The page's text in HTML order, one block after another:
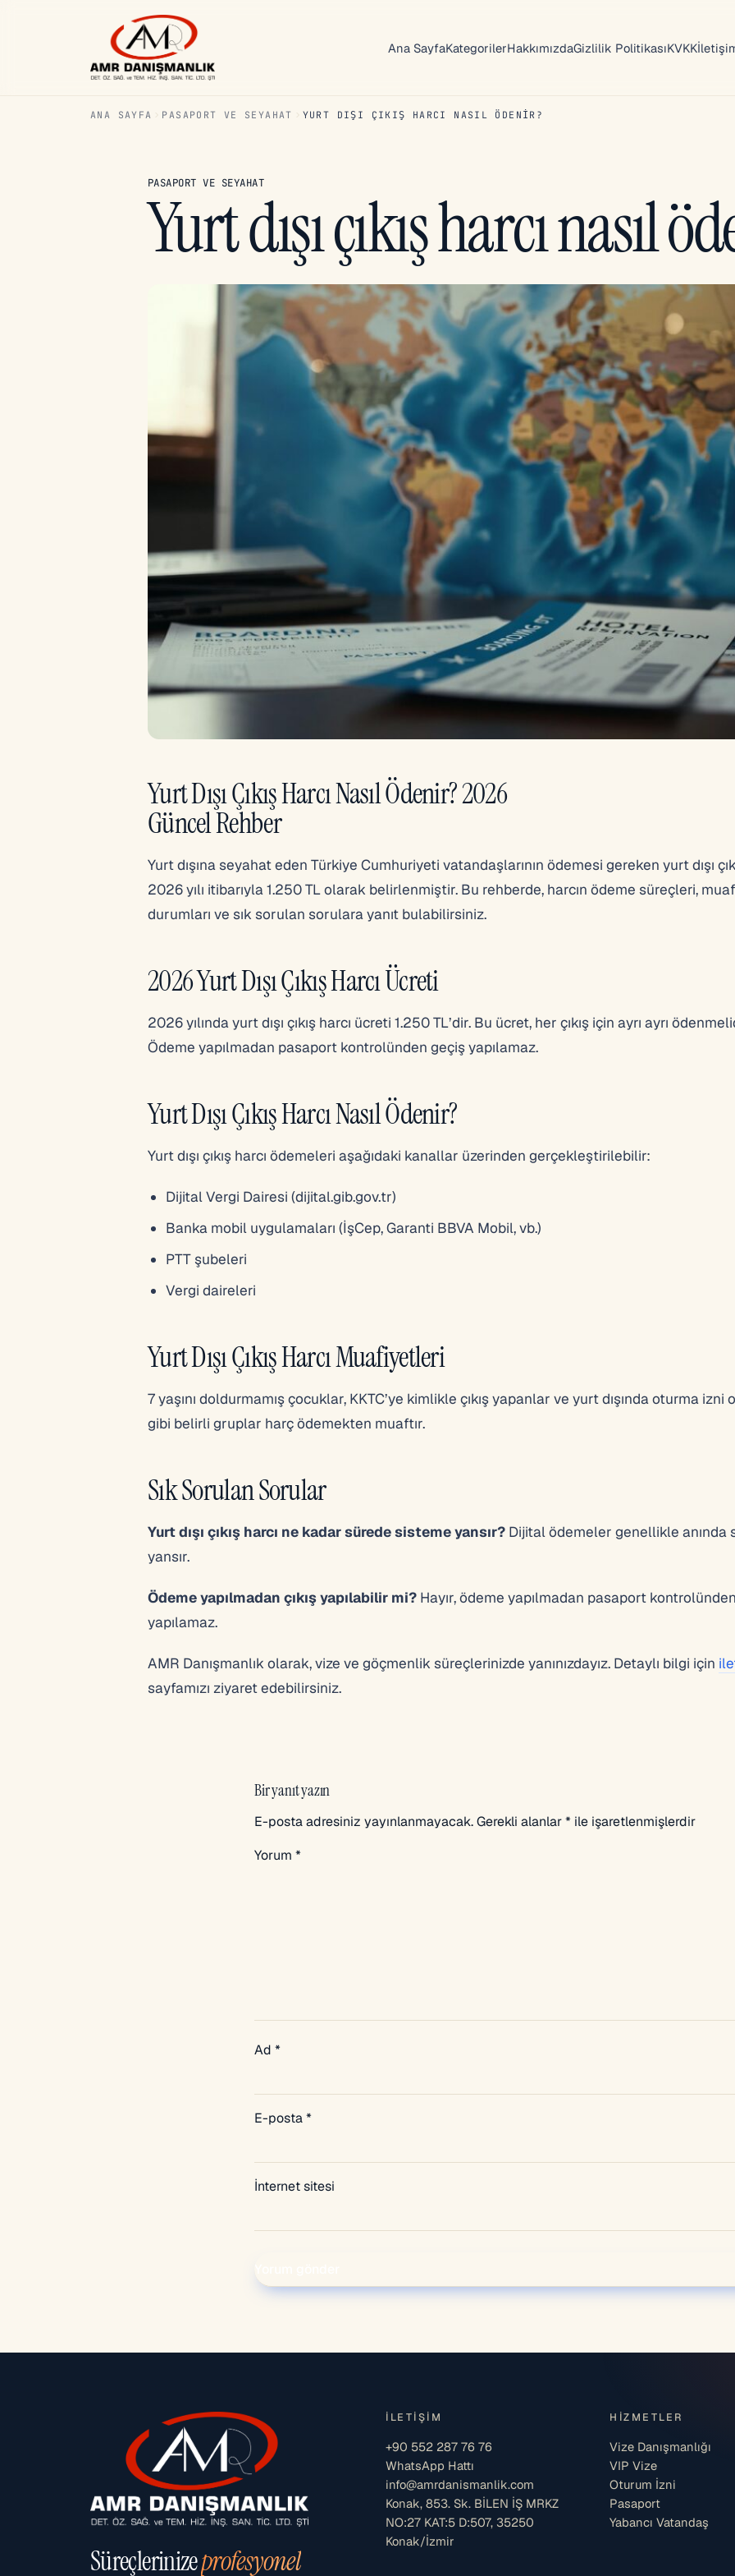
Ana SayfaKategorilerHakkımızdaGizlilik PolitikasıKVKK
ANA SAYFA PASAPORT VE SEYAHAT YURT DIŞI ÇIKIŞ HARCI NASIL ÖDENIR?
PASAPORT VE SEYAHAT
Yurt dışı çıkış harcı nasıl
Yurt Dışı Çıkış Harcı Nasıl Ödenir? 2026
Güncel Rehber
Yurt dışına seyahat eden Türkiye Cumhuriyeti vatandaşlarının ödemesi gereken yurt dışı
2026 yılı itibarıyla 1.250 TL olarak belirlenmiştir. Bu rehberde, harcın ödeme süreçleri,
durumları ve sık sorulan sorulara yanıt bulabilirsiniz.
2026 Yurt Dışı Çıkış Harcı Ücreti
2026 yılında yurt dışı çıkış harcı ücreti 1.250 TL’dir. Bu ücret, her çıkış için ayrı ayrı
Ödeme yapılmadan pasaport kontrolünden geçiş yapılamaz.
Yurt Dışı Çıkış Harcı Nasıl Ödenir?
Yurt dışı çıkış harcı ödemeleri aşağıdaki kanallar üzerinden gerçekleştirilebilir:
Dijital Vergi Dairesi (dijital.gib.gov.tr)
Banka mobil uygulamaları (İşCep, Garanti BBVA Mobil, vb.)
PTT şubeleri
Vergi daireleri
Yurt Dışı Çıkış Harcı Muafiyetleri
7 yaşını doldurmamış çocuklar, KKTC’ye kimlikle çıkış yapanlar ve yurt dışında oturma izni
gibi belirli gruplar harç ödemekten muaftır.
Sık Sorulan Sorular
Yurt dışı çıkış harcı ne kadar sürede sisteme yansır? Dijital ödemeler genellikle anında
yansır.
Ödeme yapılmadan çıkış yapılabilir mi? Hayır, ödeme yapılmadan pasaport
yapılamaz.
AMR Danışmanlık olarak, vize ve göçmenlik süreçlerinizde yanınızdayız. Detaylı bilgi için
sayfamızı ziyaret edebilirsiniz.
Bir yanıt yazın
E-posta adresiniz yayınlanmayacak.Gerekli alanlar* ile işaretlenmişlerdir
Yorum *
Ad *
E-posta*
İnternet sitesi
Süreçlerinizeprofesyonel
İLETIŞIM
+90 552 287 76 76
WhatsApp Hattı
info@amrdanismanlik.com
Konak, 853. Sk. BİLEN İŞ MRKZ
NO:27 KAT:5 D:507, 35250
Konak/İzmir
HIZMETLER
Vize Danışmanlığı
VIP Vize
Oturum İzni
Pasaport
Yabancı Vatandaş